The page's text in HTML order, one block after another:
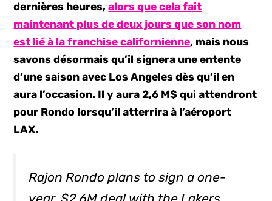
dernières heures,alors que cela fait
maintenant plus de deux jours que son nom
est lié à la franchise californienne, mais nous
savons désormais qu’il signera une entente
d’une saison avec Los Angeles dès qu’il en
aura l’occasion. Il y aura 2,6 M$ qui attendront
pour Rondo lorsqu’il atterrira à l’aéroport
LAX.
Rajon Rondo plans to sign a one-